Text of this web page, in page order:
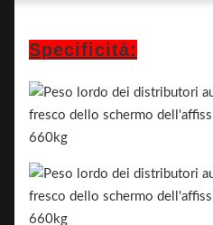
Specificità: